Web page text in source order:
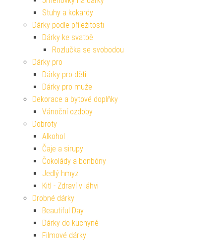
Stuhy a kokardy
Dárky podle příležitosti
Dárky ke svatbě
Rozlučka se svobodou
Dárky pro
Dárky pro děti
Dárky pro muže
Dekorace a bytové doplňky
Vánoční ozdoby
Dobroty
Alkohol
Čaje a sirupy
Čokolády a bonbóny
Jedlý hmyz
Kitl - Zdraví v láhvi
Drobné dárky
Beautiful Day
Dárky do kuchyně
Filmové dárky